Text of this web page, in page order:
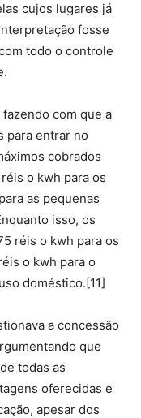
cujos lugares já
fosse
todo o controle
com que a
para entrar no
cobrados
o kwh para os
as pequenas
isso, os
réis o kwh para os
o kwh para o
doméstico.[11]
a concessão
que
todas as
oferecidas e
apesar dos